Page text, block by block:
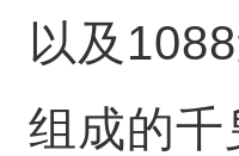
以及
组成的千